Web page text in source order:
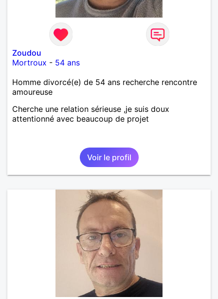
Zoudou
Mortroux - 54 ans
Homme divorcé(e) de 54 ans recherche rencontre
amoureuse
Cherche une relation sérieuse ,je suis doux
attentionné avec beaucoup de projet
Voir le profil